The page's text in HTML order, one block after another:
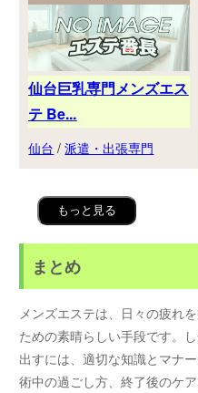
仙台巨乳専門メンズエス
テ Be...
仙台 /派遣・出張専門
もっと見る
まとめ
メンズエステは、日々の疲れ
ための素晴らしい手段です。
出すには、適切な知識とマナ
術中の過ごし方、終了後のケ